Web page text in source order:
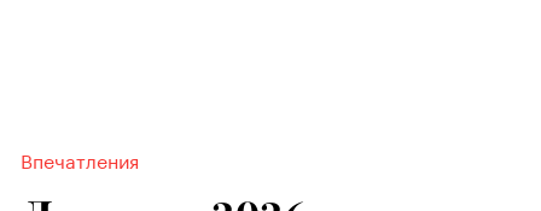
Впечатления